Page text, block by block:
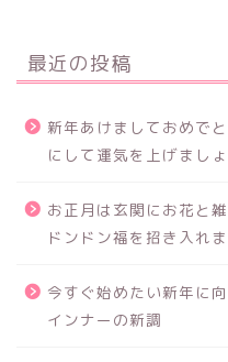
最近の投稿
新年あけましておめで
にして運気を上げまし
お正月は玄関にお花と
ドンドン福を招き入れ
今すぐ始めたい新年に
インナーの新調